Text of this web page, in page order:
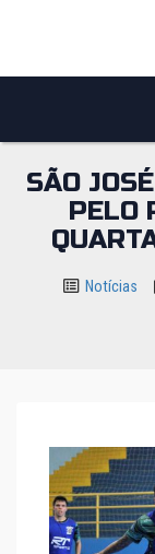
o
SÃO
PELO
Notícias